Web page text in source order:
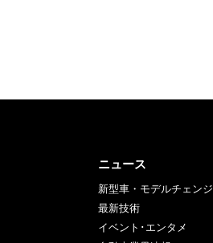
ニュース
新型車・モデルチェンジ
最新技術
イベント･エンタメ